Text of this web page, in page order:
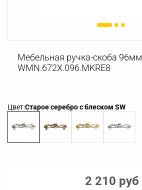
Мебельная ручка-скоба 96мм
WMN.672X.096.MKRE8
Цвет:Старое серебро с блеском SW
2 210 руб